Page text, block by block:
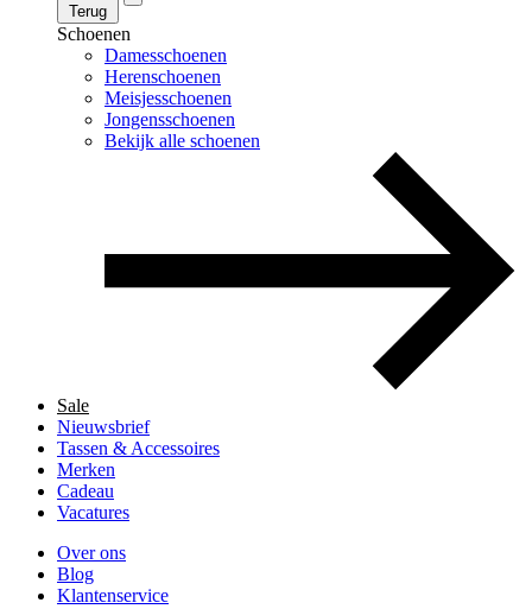
Terug
Schoenen
Damesschoenen
Herenschoenen
Meisjesschoenen
Jongensschoenen
Bekijk alle schoenen
Sale
Nieuwsbrief
Tassen & Accessoires
Merken
Cadeau
Vacatures
Over ons
Blog
Klantenservice